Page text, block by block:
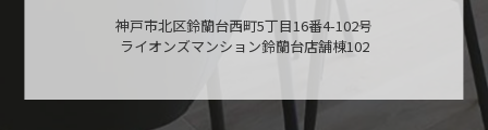
神戸市北区鈴蘭台西町5丁目16番4-102号
ライオンズマンション鈴蘭台店舗棟102